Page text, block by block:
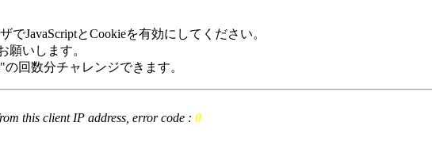
JavaScriptとCookieを有効にしてください。
願いします。
の回数分チャレンジできます。
this client IP address, error code : 0